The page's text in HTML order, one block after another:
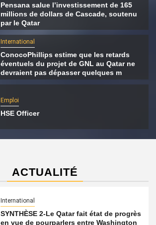
Pensana salue l’investissement de 165
millions de dollars de Cascade, soutenu
par le Qatar
International
ConocoPhillips estime que les retards
éventuels du projet de GNL au Qatar ne
devraient pas dépasser quelques m
Emploi
HSE Officer
ACTUALITÉ
International
SYNTHÈSE 2-Le Qatar fait état de progrès
en vue de pourparlers entre Washington